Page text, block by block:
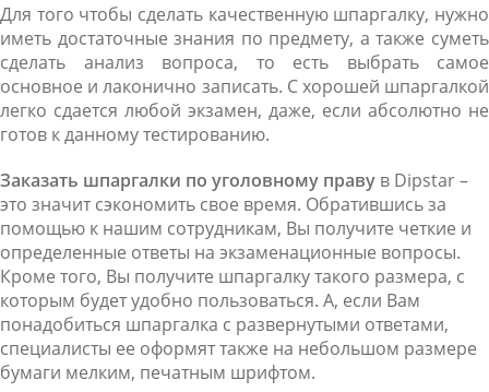
Для того чтобы сделать качественную шпаргалку, нужно
иметь достаточные знания по предмету, а также суметь
сделать анализ вопроса, то есть выбрать самое
основное и лаконично записать. С хорошей шпаргалкой
легко сдается любой экзамен, даже, если абсолютно не
готов к данному тестированию.
Заказать шпаргалки по уголовному праву в Dipstar –
это значит сэкономить свое время. Обратившись за
помощью к нашим сотрудникам, Вы получите четкие и
определенные ответы на экзаменационные вопросы.
Кроме того, Вы получите шпаргалку такого размера, с
которым будет удобно пользоваться. А, если Вам
понадобиться шпаргалка с развернутыми ответами,
специалисты ее оформят также на небольшом размере
бумаги мелким, печатным шрифтом.